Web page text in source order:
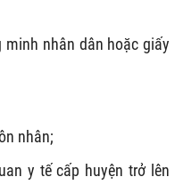
minh nhân dân hoặc giấy
nhân;
y tế cấp huyện trở lên